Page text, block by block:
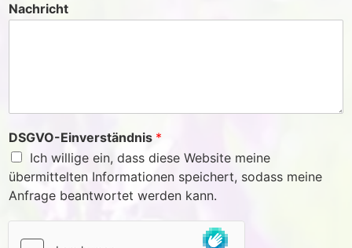
Nachricht
DSGVO-Einverständnis *
Ich willige ein, dass diese Website meine
übermittelten Informationen speichert, sodass meine
Anfrage beantwortet werden kann.